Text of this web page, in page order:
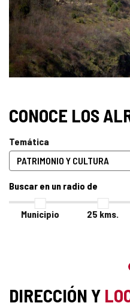
CONOCE LOS
Temática
Buscar en un radio de
Municipio 25 kms.
DIRECCIÓN Y